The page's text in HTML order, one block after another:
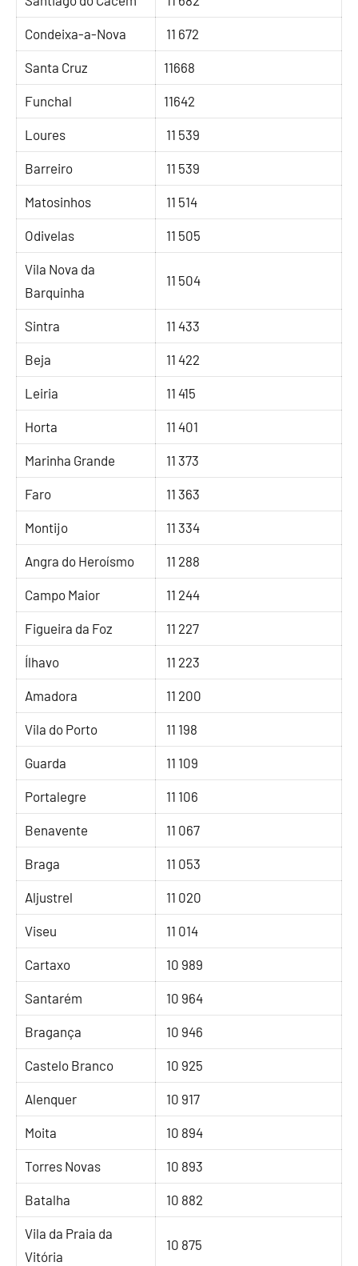
Condeixa-a-Nova 11 672
Santa Cruz 11668
Funchal 11642
Loures 11 539
Barreiro 11 539
Matosinhos 11 514
Odivelas 11 505
Vila Nova da
Barquinha
11 504
Sintra 11 433
Beja 11 422
Leiria 11 415
Horta 11 401
Marinha Grande 11 373
Faro 11 363
Montijo 11 334
Angra do Heroísmo 11 288
Campo Maior 11 244
Figueira da Foz 11 227
Ílhavo 11 223
Amadora 11 200
Vila do Porto 11 198
Guarda 11 109
Portalegre 11 106
Benavente 11 067
Braga 11 053
Aljustrel 11 020
Viseu 11 014
Cartaxo 10 989
Santarém 10 964
Bragança 10 946
Castelo Branco 10 925
Alenquer 10 917
Moita 10 894
Torres Novas 10 893
Batalha 10 882
Vila da Praia da
Vitória
10 875